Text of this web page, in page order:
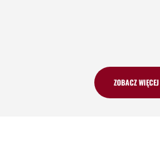
ZOBACZ WIĘCEJ